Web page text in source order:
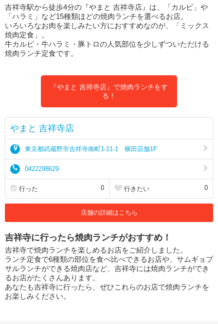
吉祥寺駅から徒歩4分の『やまと 吉祥寺店』は、「カルビ」や
「ハラミ」など15種類ほどの焼肉ランチを選べるお店。
いろいろなお肉を楽しみたい方におすすめなのが、「ミックス
焼肉定食」。
牛カルビ・牛ハラミ・豚トロの人気部位を少しずついただける
焼肉ランチ定食です。
『やまと 吉祥寺店』で焼肉ランチをす
る！
やまと 吉祥寺店
東京都武蔵野市吉祥寺南町1-11-1 横田店舗1F
0422298629
行った 0 行きたい 0
店舗の詳細はこちら
吉祥寺に行ったら焼肉ランチがおすすめ！
吉祥寺で焼肉ランチを楽しめるお店をご紹介しました。
ランチ定食で6種類の部位を食べ比べできるお店や、サムギョプ
サルランチができる焼肉店など、吉祥寺には焼肉ランチができ
るお店がたくさんあります。
あなたも吉祥寺に行ったら、ぜひこれらのお店で焼肉ランチを
お楽しみください。